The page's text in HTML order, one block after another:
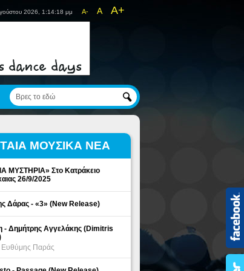
A- A A+
2026, 1:14:18 μμ
ΜΟΥΣΙΚΑ ΝΕΑ
ΜΥΣΤΗΡΙΑ» Στο Κατράκειο
26/9/2025
Δάρας - «3» (New Release)
- Δημήτρης Αγγελάκης (Dimitris
Ευθύμης Παράς